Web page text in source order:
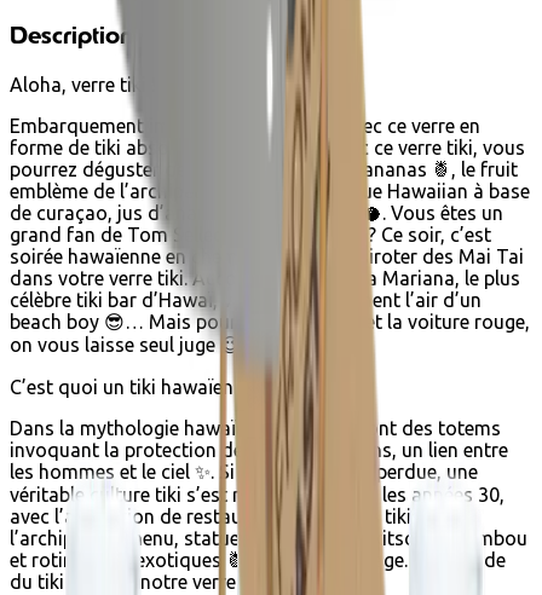
Description
Aloha, verre tiki !
Embarquement immédiat pour Hawaï avec ce verre en
forme de tiki absolument terrifiant ! Avec ce verre tiki, vous
pourrez déguster des cocktails à base d’ananas 🍍, le fruit
emblème de l’archipel, dont le fameux Blue Hawaiian à base
de curaçao, jus d’ananas et lait de coco 🥥. Vous êtes un
grand fan de Tom Selleck dans Magnum ? Ce soir, c’est
soirée hawaïenne en chemise à fleurs, à siroter des Mai Tai
dans votre verre tiki. Accoudé au bar de la Mariana, le plus
célèbre tiki bar d’Hawaï, vous aurez vraiment l’air d’un
beach boy 😎… Mais pour la moustache et la voiture rouge,
on vous laisse seul juge 😉.
C’est quoi un tiki hawaïen ?
Dans la mythologie hawaïenne, les tikis sont des totems
invoquant la protection des dieux hawaïens, un lien entre
les hommes et le ciel ✨. Si la religion s’est perdue, une
véritable culture tiki s’est répandue depuis les années 30,
avec l’apparition de restaurants et de bars tikis dans
l’archipel. Au menu, statuettes tikis, déco kitsch en bambou
et rotin, fruits exotiques 🍍 et photos vintage. La légende
du tiki est née, notre verre tiki aussi ! 🥃